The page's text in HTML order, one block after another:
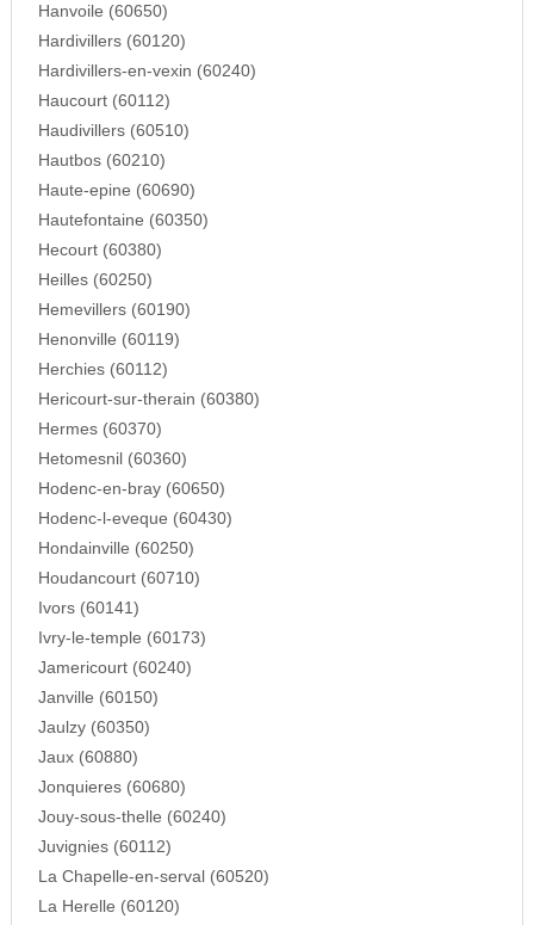
Hanvoile (60650)
Hardivillers (60120)
Hardivillers-en-vexin (60240)
Haucourt (60112)
Haudivillers (60510)
Hautbos (60210)
Haute-epine (60690)
Hautefontaine (60350)
Hecourt (60380)
Heilles (60250)
Hemevillers (60190)
Henonville (60119)
Herchies (60112)
Hericourt-sur-therain (60380)
Hermes (60370)
Hetomesnil (60360)
Hodenc-en-bray (60650)
Hodenc-l-eveque (60430)
Hondainville (60250)
Houdancourt (60710)
Ivors (60141)
Ivry-le-temple (60173)
Jamericourt (60240)
Janville (60150)
Jaulzy (60350)
Jaux (60880)
Jonquieres (60680)
Jouy-sous-thelle (60240)
Juvignies (60112)
La Chapelle-en-serval (60520)
La Herelle (60120)